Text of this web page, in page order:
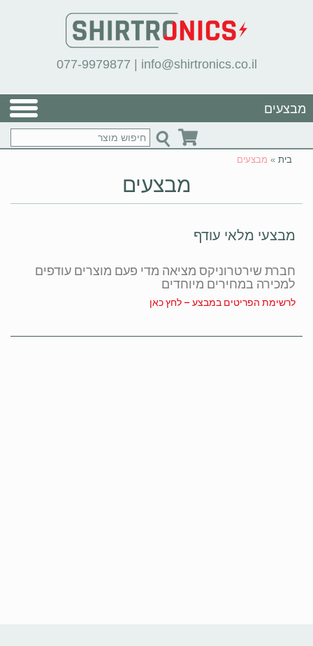
077-9979877 | info@shirtronics.co.il
מבצעים
בית » מבצעים
מבצעים
מבצעי מלאי עודף
חברת שירטרוניקס מציאה מדי פעם מוצרים עודפים
למכירה במחירים מיוחדים
לרשימת הפריטים במבצע – לחץ כאן